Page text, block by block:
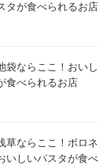
タが食べられるお店
袋ならここ！おいし
食べられるお店
草ならここ！ボロネ
いしいパスタが食べ